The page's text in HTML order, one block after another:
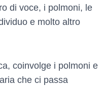
di voce, i polmoni, le
e molto altro
coinvolge i polmoni e
che ci passa